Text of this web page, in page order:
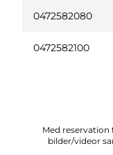
0472582080
0472582100
Med
bilder/videor